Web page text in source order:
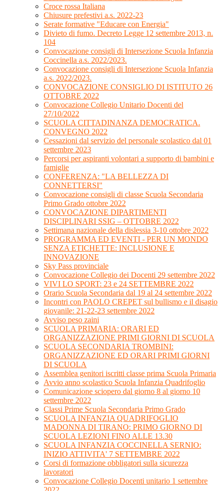
Croce rossa Italiana
Chiusure prefestivi a.s. 2022-23
Serate formative "Educare con Energia"
Divieto di fumo. Decreto Legge 12 settembre 2013, n.
104
Convocazione consigli di Intersezione Scuola Infanzia
Coccinella a.s. 2022/2023.
Convocazione consigli di Intersezione Scuola Infanzia
a.s. 2022/2023.
CONVOCAZIONE CONSIGLIO DI ISTITUTO 26
OTTOBRE 2022
Convocazione Collegio Unitario Docenti del
27/10/2022
SCUOLA CITTADINANZA DEMOCRATICA.
CONVEGNO 2022
Cessazioni dal servizio del personale scolastico dal 01
settembre 2023
Percorsi per aspiranti volontari a supporto di bambini e
famiglie
CONFERENZA: "LA BELLEZZA DI
CONNETTERSI"
Convocazione consigli di classe Scuola Secondaria
Primo Grado ottobre 2022
CONVOCAZIONE DIPARTIMENTI
DISCIPLINARI SSIG – OTTOBRE 2022
Settimana nazionale della dislessia 3-10 ottobre 2022
PROGRAMMA ED EVENTI - PER UN MONDO
SENZA ETICHETTE: INCLUSIONE E
INNOVAZIONE
Sky Pass provinciale
Convocazione Collegio dei Docenti 29 settembre 2022
VIVI LO SPORT: 23 e 24 SETTEMBRE 2022
Orario Scuola Secondaria dal 19 al 24 settembre 2022
Incontri con PAOLO CREPET sul bullismo e il disagio
giovanile: 21-22-23 settembre 2022
Avviso peso zaini
SCUOLA PRIMARIA: ORARI ED
ORGANIZZAZIONE PRIMI GIORNI DI SCUOLA
SCUOLA SECONDARIA TROMBINI:
ORGANIZZAZIONE ED ORARI PRIMI GIORNI
DI SCUOLA
Assemblea genitori iscritti classe prima Scuola Primaria
Avvio anno scolastico Scuola Infanzia Quadrifoglio
Comunicazione sciopero dal giorno 8 al giorno 10
settembre 2022
Classi Prime Scuola Secondaria Primo Grado
SCUOLA INFANZIA QUADRIFOGLIO
MADONNA DI TIRANO: PRIMO GIORNO DI
SCUOLA LEZIONI FINO ALLE 13.30
SCUOLA INFANZIA COCCINELLA SERNIO:
INIZIO ATTIVITA' 7 SETTEMBRE 2022
Corsi di formazione obbligatori sulla sicurezza
lavoratori
Convocazione Collegio Docenti unitario 1 settembre